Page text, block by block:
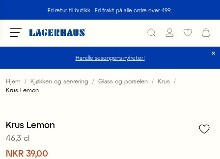
Fri retur til butikk - Fri frakt på alle ordre over 499;-
Handle sesongens nyheter!
velg språk / valuta
Hjem Kjøkken og servering Glass og porselen
Krus
Krus Lemon
Krus Lemon
46,3 cl
Pris :NKR 39,00
NKR 39,00